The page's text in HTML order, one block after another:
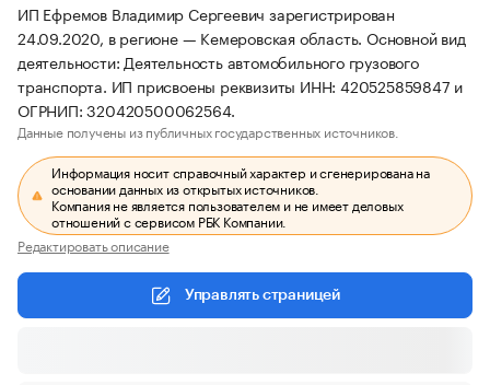
ИП Ефремов Владимир Сергеевич зарегистрирован
24.09.2020, в регионе — Кемеровская область. Основной вид
деятельности: Деятельность автомобильного грузового
транспорта. ИП присвоены реквизиты ИНН: 420525859847 и
ОГРНИП: 320420500062564.
Данные получены из публичных государственных источников.
Информация носит справочный характер и сгенерирована на
основании данных из открытых источников.
Компания не является пользователем и не имеет деловых
отношений с сервисом РБК Компании.
Редактировать описание
Управлять страницей